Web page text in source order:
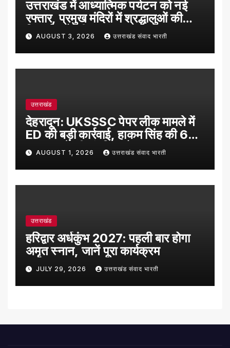
उत्तराखंड में आध्यात्मिक पर्यटन को नई
रफ्तार, प्रमुख मंदिरों में श्रद्धालुओं की
रिकॉर्ड बढ़ोतरी
AUGUST 3, 2026 उत्तराखंड संवाद भारती
उत्तराखंड
देहरादून: UKSSSC पेपर लीक मामले में
ED की बड़ी कार्रवाई, हाकम सिंह की 63
लाख रुपये की संपत्ति अटैच
AUGUST 1, 2026 उत्तराखंड संवाद भारती
उत्तराखंड
हरिद्वार अर्धकुंभ 2027: पहली बार होगा
अमृत स्नान, जानें पूरा कार्यक्रम
JULY 29, 2026 उत्तराखंड संवाद भारती